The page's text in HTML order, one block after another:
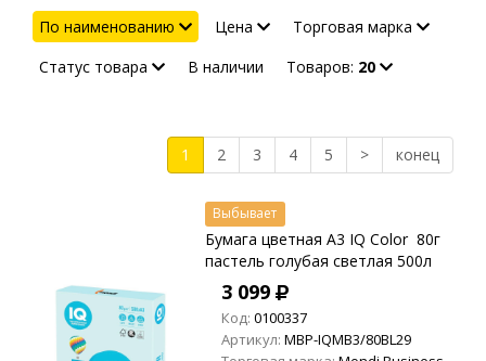
По наименованию Цена
Торговая марка
Статус товара
В наличии Товаров: 20
1 2 3 4 5 > конец
Выбывает
Бумага цветная A3 IQ Color 80г
пастель голубая светлая 500л
3 099
Код: 0100337
Артикул: MBP-IQMB3/80BL29